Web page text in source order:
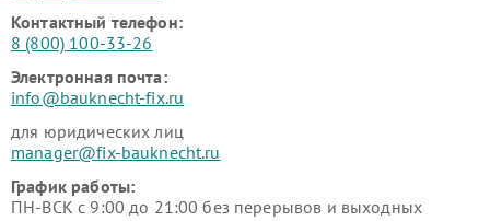
Контактный телефон:
8 (800) 100-33-26
Электронная почта:
info@bauknecht-fix.ru
для юридических лиц
manager@fix-bauknecht.ru
График работы:
ПН-ВСК с 9:00 до 21:00 без перерывов и выходных